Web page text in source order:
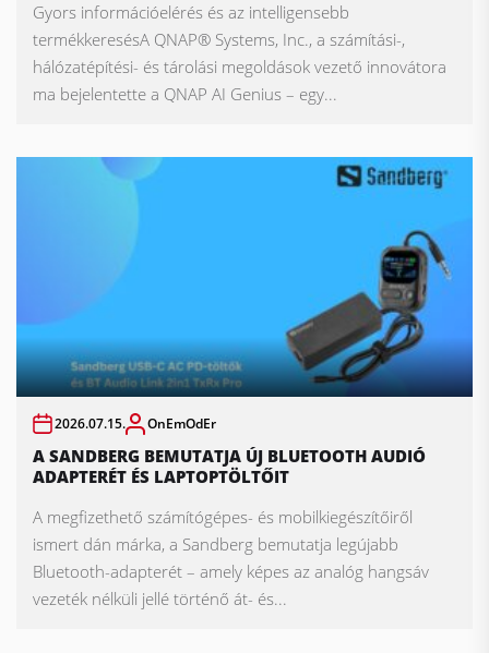
Gyors információelérés és az intelligensebb
termékkeresésA QNAP® Systems, Inc., a számítási-,
hálózatépítési- és tárolási megoldások vezető innovátora
ma bejelentette a QNAP AI Genius – egy...
2026.07.15. OnEmOdEr
A SANDBERG BEMUTATJA ÚJ BLUETOOTH AUDIÓ
ADAPTERÉT ÉS LAPTOPTÖLTŐIT
A megfizethető számítógépes- és mobilkiegészítőiről
ismert dán márka, a Sandberg bemutatja legújabb
Bluetooth-adapterét – amely képes az analóg hangsáv
vezeték nélküli jellé történő át- és...